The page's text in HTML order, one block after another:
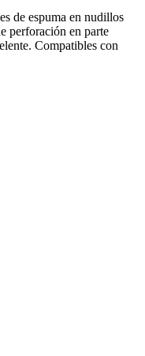
de espuma en nudillos
perforación en parte
Compatibles con